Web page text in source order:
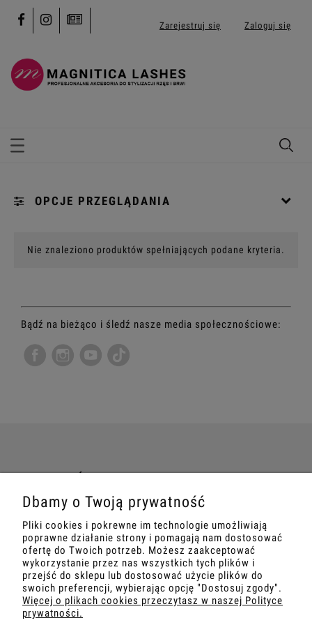
Zarejestruj się Zaloguj się
OPCJE PRZEGLĄDANIA
Nie znaleziono produktów spełniających podane kryteria.
Bądź na bieżąco i śledź nasze media społecznościowe:
TWOJE ZAMÓWIENIE
INFORMACJE
MARKETING
SZKOLENIA
Dbamy o Twoją prywatność
Pliki cookies i pokrewne im technologie umożliwiają
poprawne działanie strony i pomagają nam dostosować
ofertę do Twoich potrzeb. Możesz zaakceptować
wykorzystanie przez nas wszystkich tych plików i
przejść do sklepu lub dostosować użycie plików do
swoich preferencji, wybierając opcję "Dostosuj zgody".
Więcej o plikach cookies przeczytasz w naszej Polityce
prywatności.